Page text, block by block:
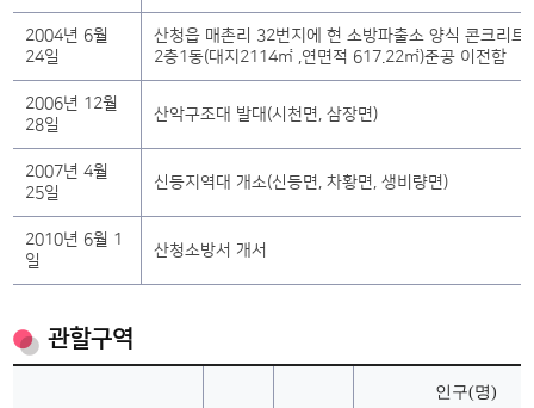
2004년 6월
24일
산청읍 매촌리 32번지에 현 소방파출소 양식 콘크리트
2층1동(대지2114㎡ ,연면적 617.22㎡)준공 이전함
2006년 12월
28일
산악구조대 발대(시천면, 삼장면)
2007년 4월
25일
신등지역대 개소(신등면, 차황면, 생비량면)
2010년 6월 1
일
산청소방서 개서
관할구역
인구(명)